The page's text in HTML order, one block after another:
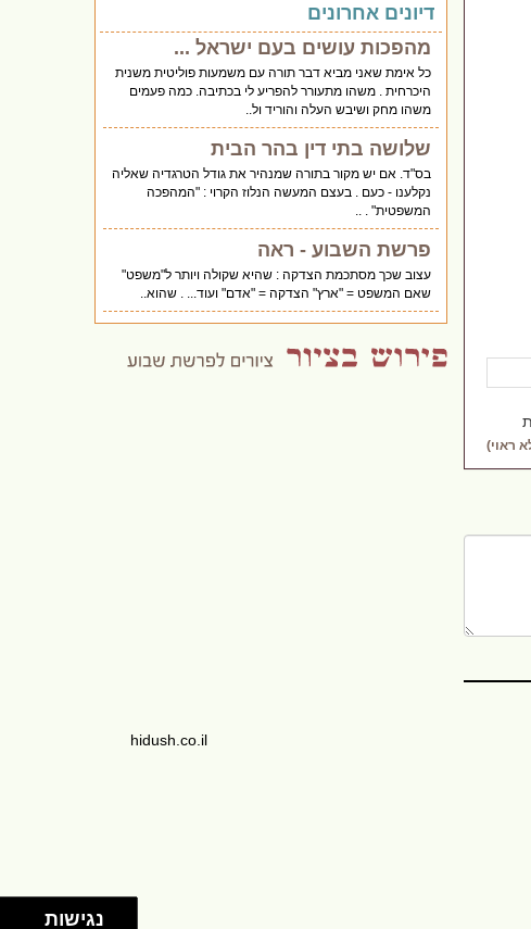
ראוי)
דיונים אחרונים
מהפכות עושים בעם ישראל ...
כל אימת שאני מביא דבר תורה עם משמעות פוליטית משנית
היכרחית . משהו מתעורר להפריע לי בכתיבה. כמה פעמים
משהו מחק ושיבש העלה והוריד ול..
שלושה בתי דין בהר הבית
בס"ד. אם יש מקור בתורה שמנהיר את גודל הטרגדיה שאליה
נקלענו - כעם . בעצם המעשה הנלוז הקרוי : "המהפכה
המשפטית" . ..
פרשת השבוע - ראה
עצוב שכך מסתכמת הצדקה : שהיא שקולה ויותר ל"משפט"
שאם המשפט = "ארץ" הצדקה = "אדם" ועוד... . שהוא..
hidush.co.il
נגישות